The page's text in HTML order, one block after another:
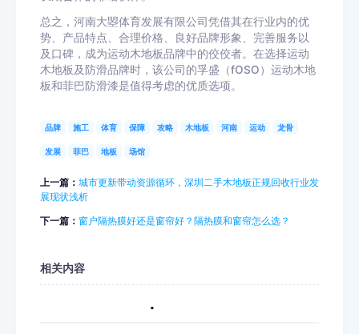
总之，河南大曌体育发展有限公司凭借其在行业内的优
势、产品特点、合理价格、良好品牌形象、完善服务以
及口碑，成为运动木地板品牌中的佼佼者。在选择运动
木地板及防滑品牌时，该公司的孚盛（fOSO）运动木地
板和菲巴防滑漆是值得考虑的优质选项。
品牌 施工 体育 保障 攻略 木地板 河南 运动 龙骨
发展 菲巴 地板 场馆
上一篇： 城市更新带动资源循环，深圳二手木地板正规回收行业发
展现状浅析
下一篇： 窗户隔热膜好还是窗帘好？隔热膜和窗帘怎么选？
相关内容